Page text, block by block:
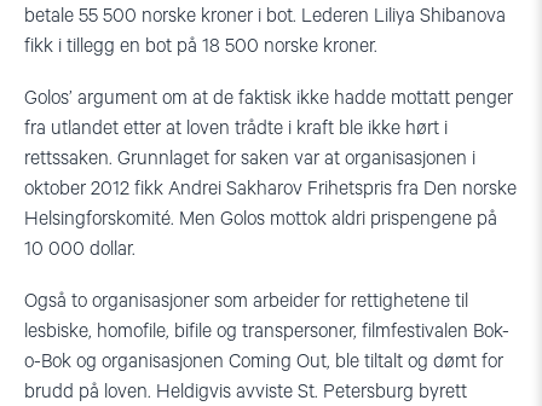
betale 55 500 norske kroner i bot. Lederen Liliya Shibanova
fikk i tillegg en bot på 18 500 norske kroner.
Golos’ argument om at de faktisk ikke hadde mottatt penger
fra utlandet etter at loven trådte i kraft ble ikke hørt i
rettssaken. Grunnlaget for saken var at organisasjonen i
oktober 2012 fikk Andrei Sakharov Frihetspris fra Den norske
Helsingforskomité. Men Golos mottok aldri prispengene på
10 000 dollar.
Også to organisasjoner som arbeider for rettighetene til
lesbiske, homofile, bifile og transpersoner, filmfestivalen Bok-
o-Bok og organisasjonen Coming Out, ble tiltalt og dømt for
brudd på loven. Heldigvis avviste St. Petersburg byrett